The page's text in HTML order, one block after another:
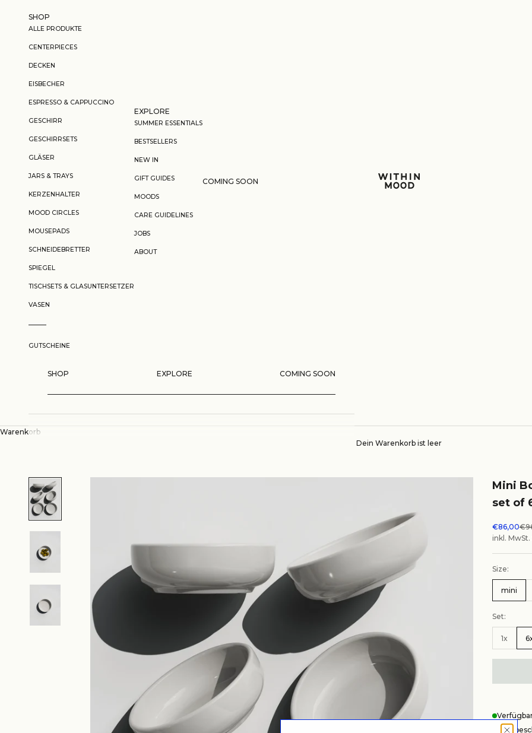
Within Mood
SHOP
ALLE PRODUKTE
CENTERPIECES
DECKEN
EISBECHER
ESPRESSO & CAPPUCCINO
GESCHIRR
GESCHIRRSETS
GLÄSER
JARS & TRAYS
KERZENHALTER
MOOD CIRCLES
MOUSEPADS
SCHNEIDEBRETTER
SPIEGEL
TISCHSETS & GLASUNTERSETZER
VASEN
GUTSCHEINE
EXPLORE
SUMMER ESSENTIALS
BESTSELLERS
NEW IN
GIFT GUIDES
MOODS
CARE GUIDELINES
JOBS
ABOUT
COMING SOON
SHOP EXPLORE COMING SOON
Warenkorb
Dein Warenkorb ist leer
Mini
set of
Angebot
€86,00
inkl. MwSt.
Size:
mini
Set:
1x